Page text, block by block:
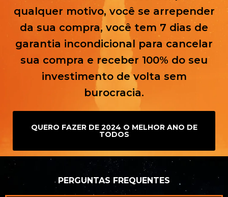
qualquer motivo, você se arrepender
da sua compra, você tem 7 dias de
garantia incondicional para cancelar
sua compra e receber 100% do seu
investimento de volta sem
burocracia.
QUERO FAZER DE 2024 O MELHOR ANO DE
TODOS
PERGUNTAS FREQUENTES